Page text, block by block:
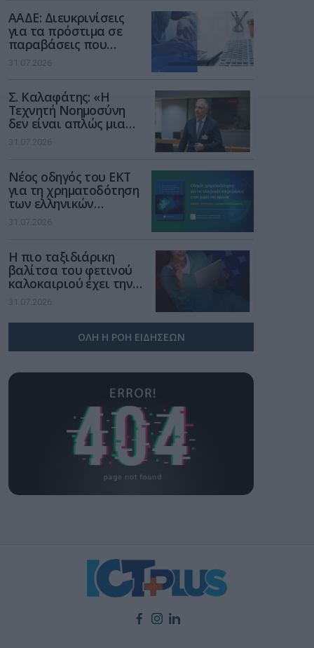
ΑΑΔΕ: Διευκρινίσεις
για τα πρόστιμα σε
παραβάσεις που
αφορούν τους ΦΗΜ
31.07.2026
Σ. Καλαφάτης: «Η
Τεχνητή Νοημοσύνη
δεν είναι απλώς μια
νέα τεχνολογία, είναι
μια νέα βιομηχανική
31.07.2026
Νέος οδηγός του ΕΚΤ
για τη χρηματοδότηση
των ελληνικών
επιχειρήσεων στον
χώρο της άμυνας
31.07.2026
Η πιο ταξιδιάρικη
βαλίτσα του φετινού
καλοκαιριού έχει την
υπογραφή της Xiaomi
31.07.2026
ΟΛΗ Η ΡΟΗ ΕΙΔΗΣΕΩΝ